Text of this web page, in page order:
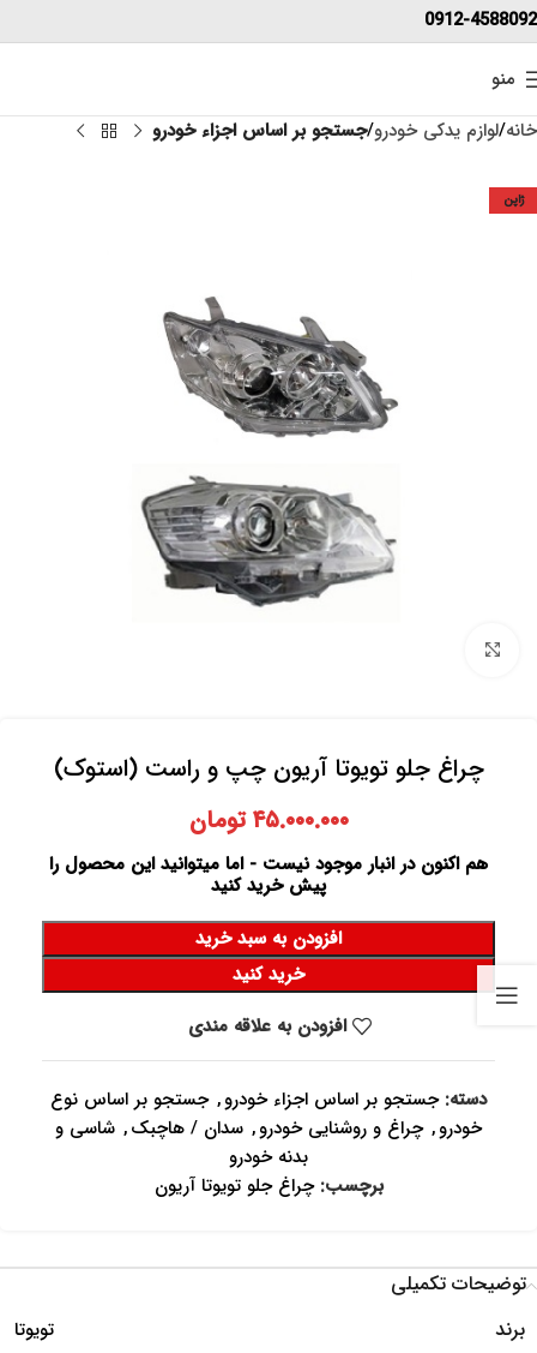
0912-4588092
منو
خانه لوازم یدکی خودرو جستجو بر اساس اجزاء خودرو
ژاپن
چراغ جلو تویوتا آریون چپ و راست (استوک)
۴۵.۰۰۰.۰۰۰ تومان
هم اکنون در انبار موجود نیست - اما میتوانید این محصول را
پیش خرید کنید
افزودن به سبد خرید
خرید کنید
افزودن به علاقه مندی
دسته: جستجو بر اساس اجزاء خودرو, جستجو بر اساس نوع
خودرو, چراغ و روشنایی خودرو, سدان / هاچبک, شاسی و
بدنه خودرو
برچسب: چراغ جلو تویوتا آریون
توضیحات تکمیلی
برند
تویوتا